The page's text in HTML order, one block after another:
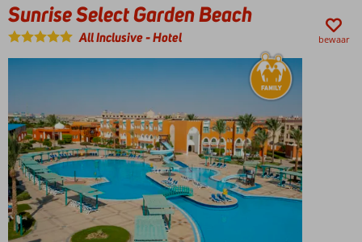
Sunrise Select Garden Beach
All Inclusive-Hotel bewaar